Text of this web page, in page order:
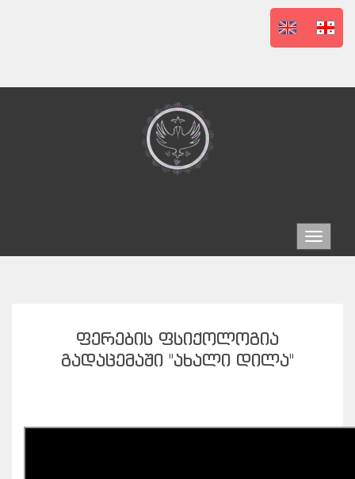
Toggle
ᲤᲔᲠᲔᲑᲘᲡ ᲤᲡᲘᲥᲝᲚᲝᲒᲘᲐ
ᲒᲐᲓᲐᲪᲔᲛᲐᲨᲘ "ᲐᲮᲐᲚᲘ ᲓᲘᲚᲐ"